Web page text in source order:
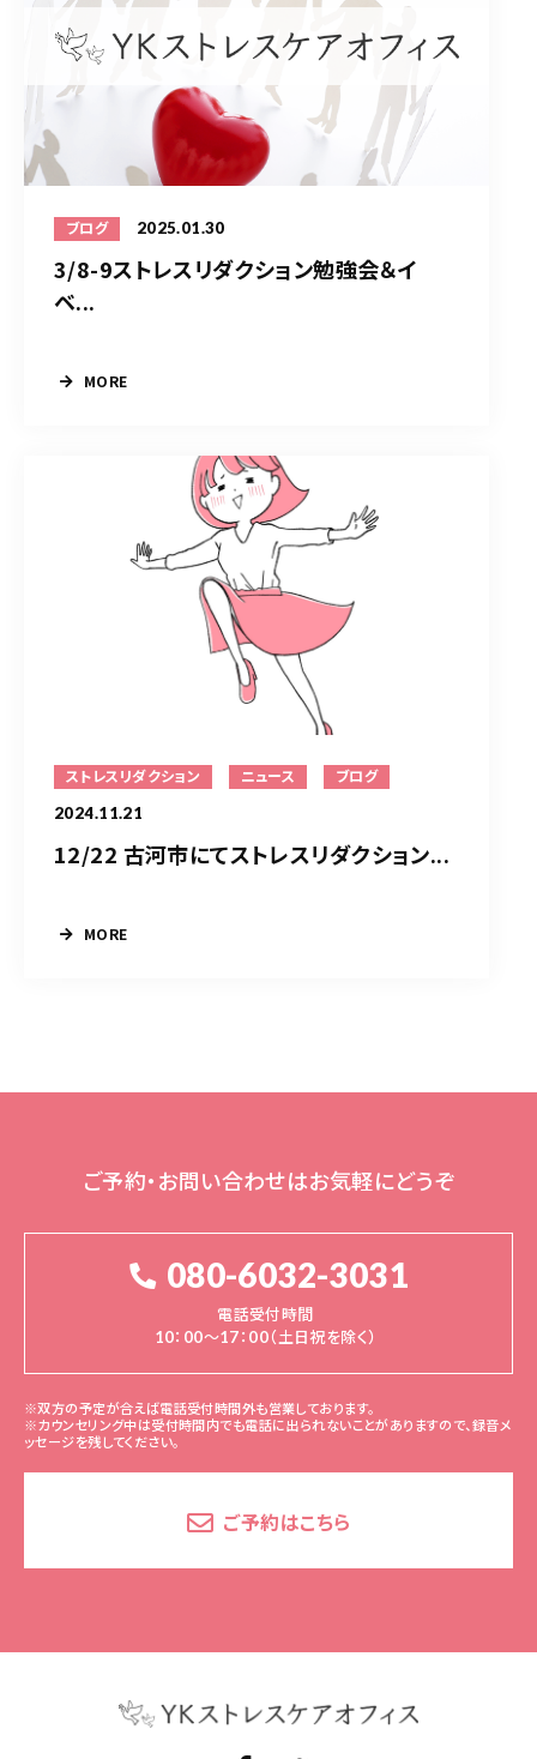
ブログ 2025.01.30
3/8-9ストレスリダクション勉強会＆イ
ベ...
MORE
ストレスリダクション ニュース ブログ
2024.11.21
12/22 古河市にてストレスリダクション...
MORE
ご予約・お問い合わせはお気軽にどうぞ
080-6032-3031
電話受付時間
10：00～17：00（土日祝を除く）
※双方の予定が合えば電話受付時間外も営業しております。
※カウンセリング中は受付時間内でも電話に出られないことがありますので、録音メ
ッセージを残してください。
ご予約はこちら